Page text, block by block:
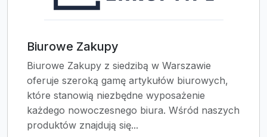
Biurowe Zakupy
Biurowe Zakupy z siedzibą w Warszawie
oferuje szeroką gamę artykułów biurowych,
które stanowią niezbędne wyposażenie
każdego nowoczesnego biura. Wśród naszych
produktów znajdują się...